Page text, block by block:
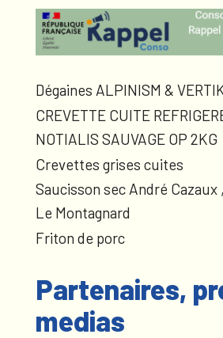
Dégaines ALPINISM &
CREVETTE CUITE
NOTIALIS SAUVAGE OP 2KG
Crevettes grises cuites
Saucisson sec André Cazaux
Le Montagnard
Friton de porc
Partenaires,
medias